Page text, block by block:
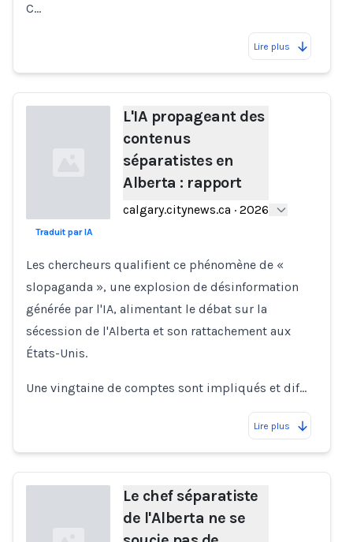
C…
Lire plus
L'IA propageant des
contenus
séparatistes en
Alberta : rapport
calgary.citynews.ca · 2026
Traduit par IA
Les chercheurs qualifient ce phénomène de «
slopaganda », une explosion de désinformation
générée par l'IA, alimentant le débat sur la
sécession de l'Alberta et son rattachement aux
États-Unis.
Une vingtaine de comptes sont impliqués et dif…
Lire plus
Le chef séparatiste
de l'Alberta ne se